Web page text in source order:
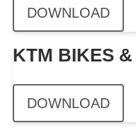
DOWNLOAD
KTM BIKES
DOWNLOAD